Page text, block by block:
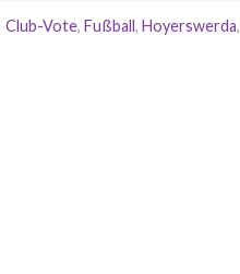
Club-Vote, Fußball, Hoyerswerda,